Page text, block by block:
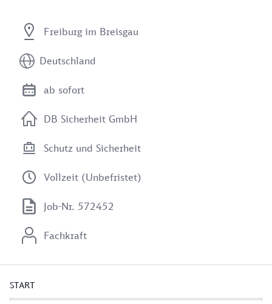
Freiburg im Breisgau
Deutschland
ab sofort
DB Sicherheit GmbH
Schutz und Sicherheit
Vollzeit (Unbefristet)
Job-Nr. 572452
Fachkraft
START